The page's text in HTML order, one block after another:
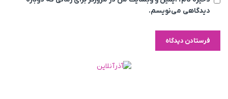
دیدگاهی می‌نویسم.